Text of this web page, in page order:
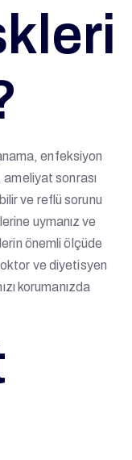
enfeksiyon
ameliyat sonrası
ve reflü sorunu
uymanız ve
önemli ölçüde
ve diyetisyen
korumanızda